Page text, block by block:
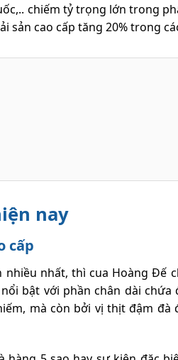
chiếm tỷ trọng lớn trong
sản cao cấp tăng 20% trong
nay
cấp
nhiều nhất, thì cua Hoàng Đế
bật với phần chân dài
mà còn bởi vị thịt đậm đà